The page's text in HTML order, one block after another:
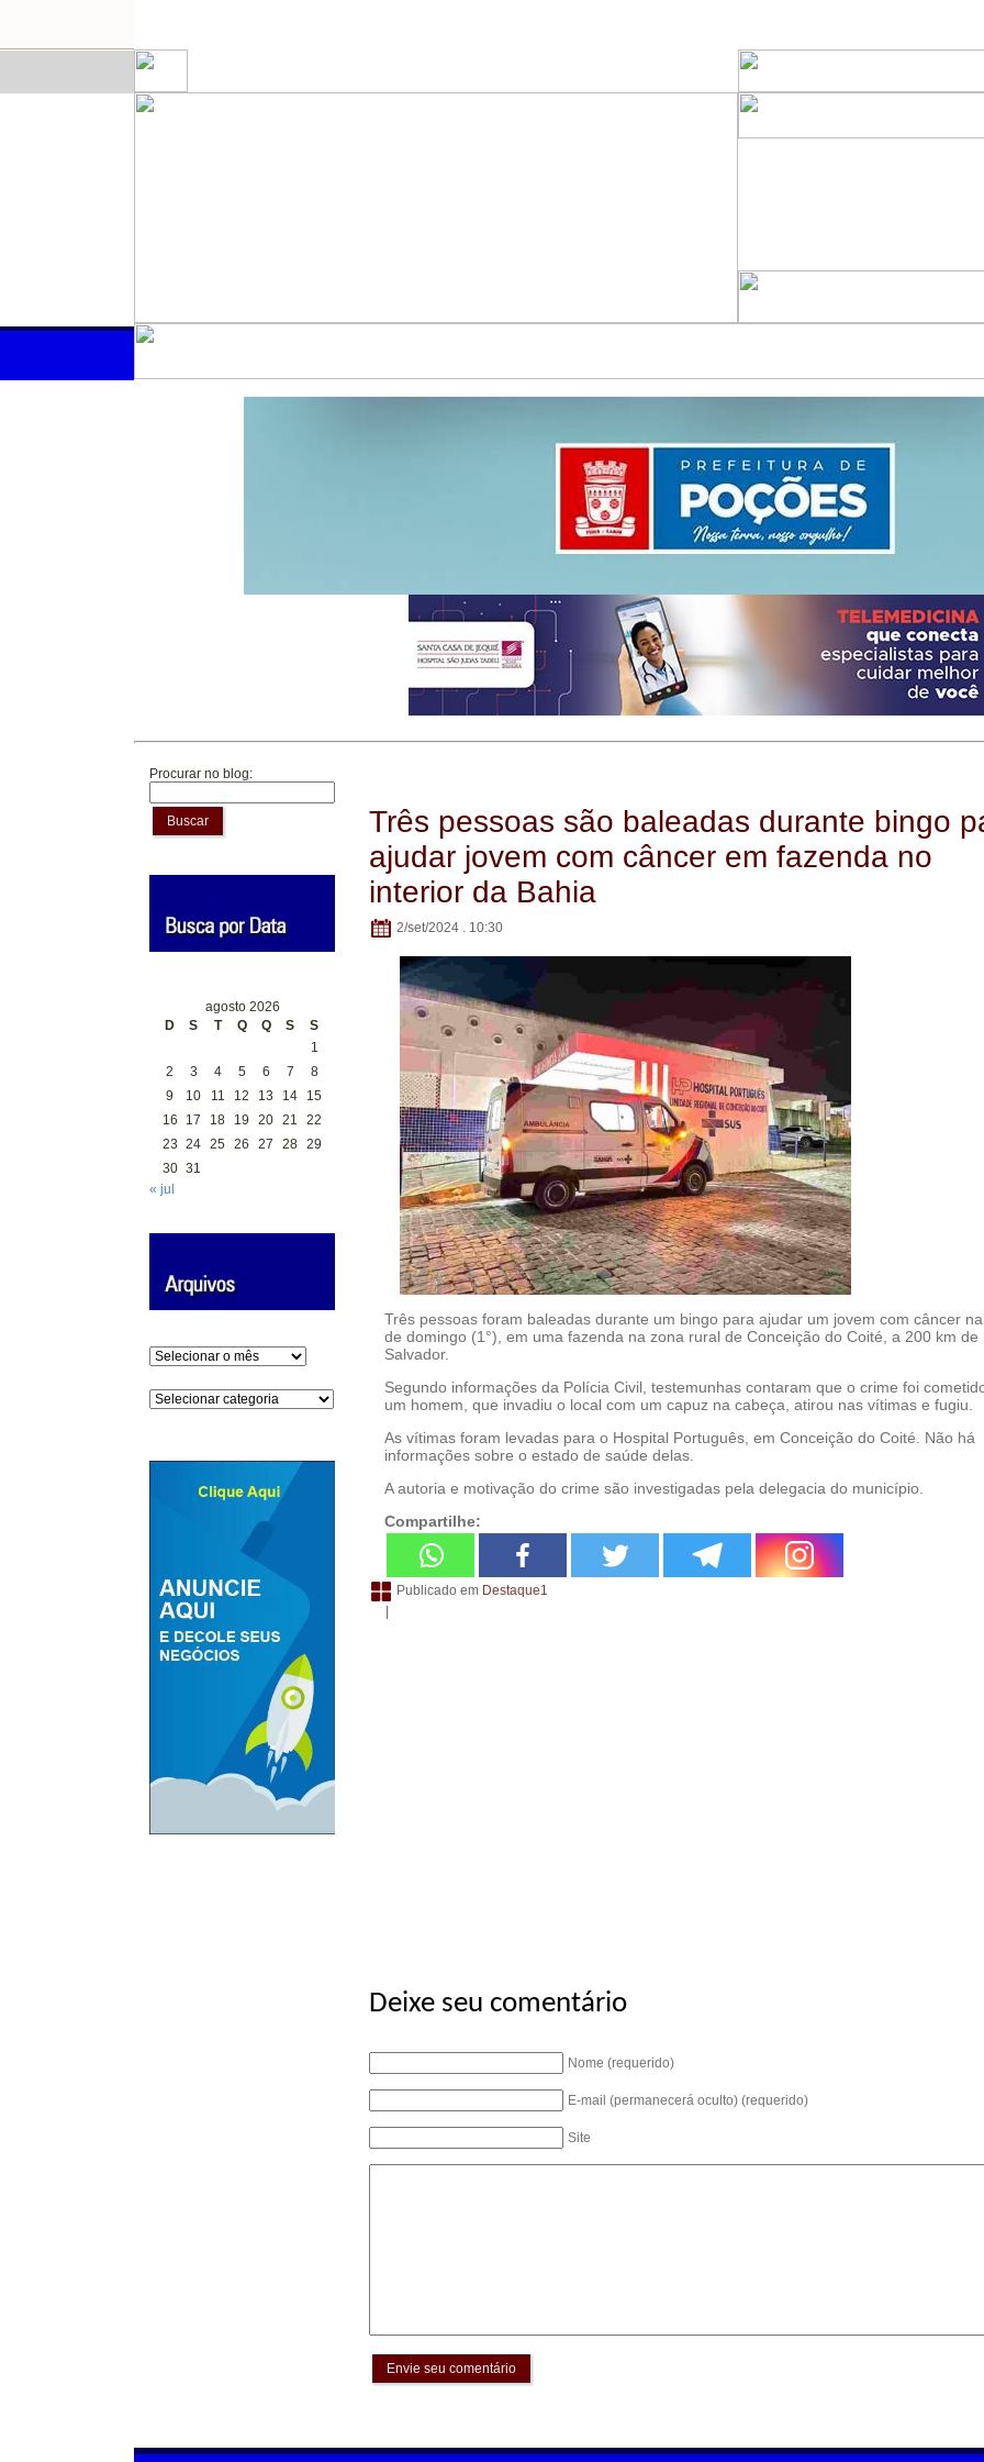
Procurar no blog:
Buscar
agosto 2026
D
S T Q Q S
S
1
2
3 4 5 6 7
8
9
10 11 12 13 14
15
16
17 18 19 20 21
22
23 24 25 26 27 28 29
30 31
« jul
Arquivos
Categorias
Três pessoas são baleadas durante bingo
ajudar jovem com câncer em fazenda no
interior da Bahia
2/set/2024 . 10:30
Três pessoas foram baleadas durante um bingo para ajudar um jovem com câncer
de domingo (1°), em uma fazenda na zona rural de Conceição do Coité, a 200 km de
Salvador.
Segundo informações da Polícia Civil, testemunhas contaram que o crime foi
um homem, que invadiu o local com um capuz na cabeça, atirou nas vítimas e fugiu.
As vítimas foram levadas para o Hospital Português, em Conceição do Coité. Não há
informações sobre o estado de saúde delas.
A autoria e motivação do crime são investigadas pela delegacia do município.
Compartilhe:
Publicado em Destaque1
|
Deixe seu comentário
Nome (requerido)
E-mail (permanecerá oculto) (requerido)
Site
Envie seu comentário